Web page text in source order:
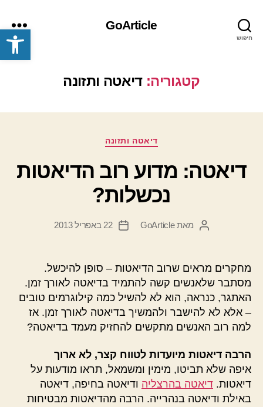
פתח סרגל נגישות חיפוש
GoArticle
תפריט
קטגוריה: דיאטה ותזונה
קטגוריות
דיאטה ותזונה
דיאטה: מדוע רוב הדיאטות
נכשלות?
המחבר
מאתGoArticle
תאריך
22 באפריל 2013
מחקרים מראים שרוב הדיאטות – סופן להיכשל.
מסתבר שלאנשים קשה להתמיד בדיאטה לאורך זמן.
האתגר, כנראה, הוא לא להשיל כמה קילוגרמים טובים
– אלא לא להישבר ולהמשיך בדיאטה לאורך זמן. אז
למה רוב האנשים מתקשים להחזיק מעמד בדיאטה?
הרבה דיאטות מיועדות לטווח קצר, לא ארוך
איפה שלא תביטו, מימין ומשמאל, תראו מודעות על
דיאטות. דיאטה בהרצליה ודיאטה בחיפה, דיאטה
באילת ודיאטה בנהרייה. הרבה מהדיאטות מבטיחות